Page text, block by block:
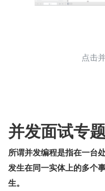
点击
并发面试专题
所谓并发编程是指在一台
发生在同一实体上的多个
生。